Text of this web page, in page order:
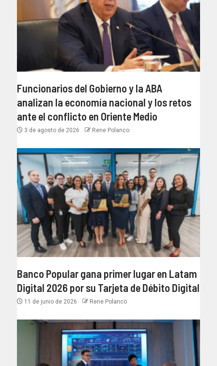
Funcionarios del Gobierno y la ABA
analizan la economía nacional y los retos
ante el conflicto en Oriente Medio
3 de agosto de 2026 Rene Polanco
Banco Popular gana primer lugar en Latam
Digital 2026 por su Tarjeta de Débito Digital
11 de junio de 2026 Rene Polanco